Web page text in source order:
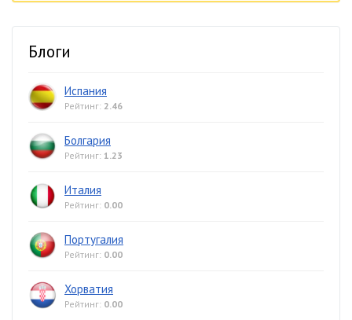
Блоги
Испания
Рейтинг: 2.46
Болгария
Рейтинг: 1.23
Италия
Рейтинг: 0.00
Португалия
Рейтинг: 0.00
Хорватия
Рейтинг: 0.00